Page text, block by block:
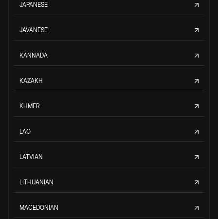
JAPANESE
JAVANESE
KANNADA
KAZAKH
KHMER
LAO
LATVIAN
LITHUANIAN
MACEDONIAN